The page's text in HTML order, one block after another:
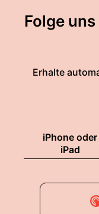
Folge
Erhalte
iPhone oder
iPad